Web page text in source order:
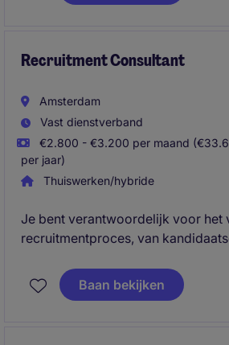
optimaal kunnen presteren, zowel
Recruitment Consultant
Amsterdam
Vast dienstverband
€2.800 - €3.200 per maand
per jaar)
Thuiswerken/hybride
Je bent verantwoordelijk voor het
recruitmentproces, van
logistieke sector. Daarbij werk je
samen met je team om vacatures
Baan bekijken